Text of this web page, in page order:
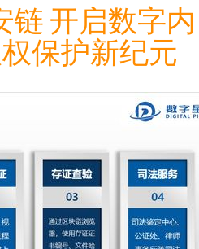
链 开启数字内
保护新纪元